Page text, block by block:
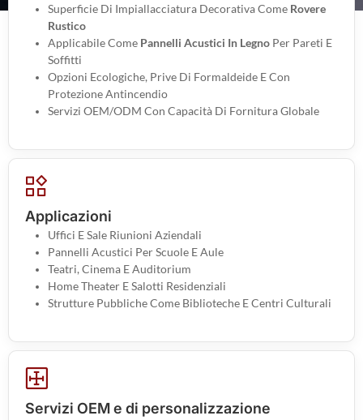
Superficie Di Impiallacciatura Decorativa Come Rovere
Rustico
Applicabile Come Pannelli Acustici In Legno Per Pareti E
Soffitti
Opzioni Ecologiche, Prive Di Formaldeide E Con
Protezione Antincendio
Servizi OEM/ODM Con Capacità Di Fornitura Globale
Applicazioni
Uffici E Sale Riunioni Aziendali
Pannelli Acustici Per Scuole E Aule
Teatri, Cinema E Auditorium
Home Theater E Salotti Residenziali
Strutture Pubbliche Come Biblioteche E Centri Culturali
Servizi OEM e di personalizzazione